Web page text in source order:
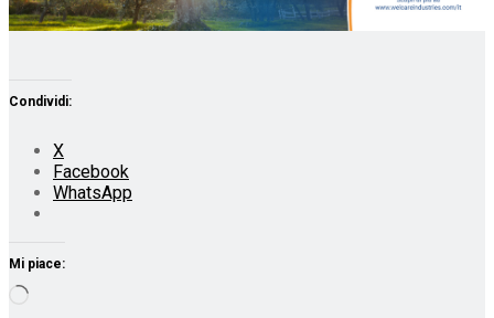
Condividi:
X
Facebook
WhatsApp
Mi piace:
Caricamento